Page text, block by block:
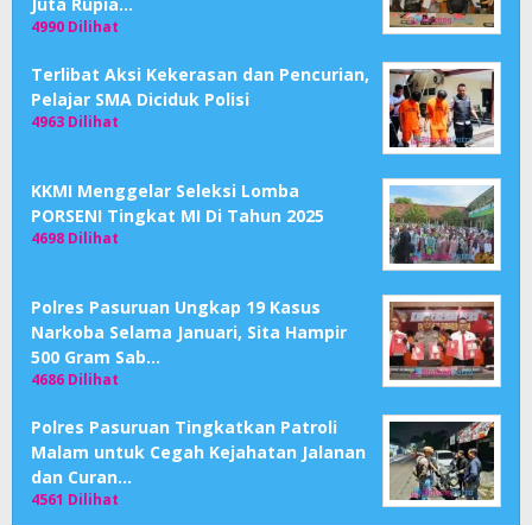
4990 Dilihat
Terlibat Aksi Kekerasan dan Pencurian,
Pelajar SMA Diciduk Polisi
4963 Dilihat
KKMI Menggelar Seleksi Lomba
PORSENI Tingkat MI Di Tahun 2025
4698 Dilihat
Polres Pasuruan Ungkap 19 Kasus
Narkoba Selama Januari, Sita Hampir
500 Gram Sab…
4686 Dilihat
Polres Pasuruan Tingkatkan Patroli
Malam untuk Cegah Kejahatan Jalanan
dan Curan…
4561 Dilihat